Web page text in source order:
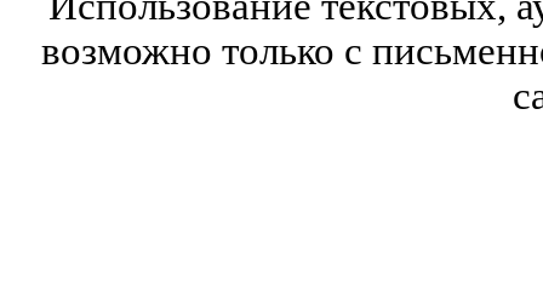
возможно только с